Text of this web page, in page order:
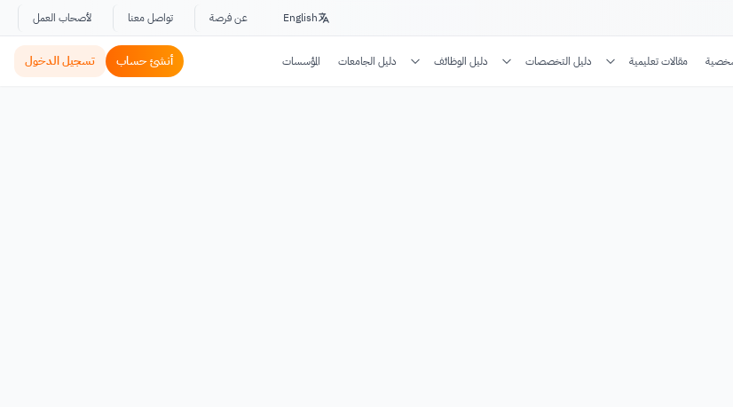
English عن فرصة تواصل معنا لأصحاب العمل
مقالات تعليمية دليل التخصصات دليل الوظائف دليل الجامعات المؤسسات أنشئ حساب تسجيل الدخول